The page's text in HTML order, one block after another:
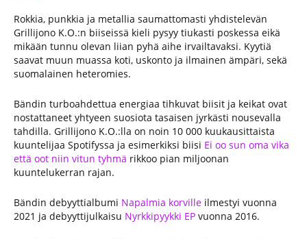
Rokkia, punkkia ja metallia saumattomasti yhdistelevän
Grillijono K.O.:n biiseissä kieli pysyy tiukasti poskessa eikä
mikään tunnu olevan liian pyhä aihe irvailtavaksi. Kyytiä
saavat muun muassa koti, uskonto ja ilmainen ämpäri, sekä
suomalainen heteromies.
Bändin turboahdettua energiaa tihkuvat biisit ja keikat ovat
nostattaneet yhtyeen suosiota tasaisen jyrkästi nousevalla
tahdilla. Grillijono K.O.:lla on noin 10 000 kuukausittaista
kuuntelijaa Spotifyssa ja esimerkiksi biisi Ei oo sun oma vika
että oot niin vitun tyhmä rikkoo pian miljoonan
kuuntelukerran rajan.
Bändin debyyttialbumi Napalmia korville ilmestyi vuonna
2021 ja debyyttijulkaisu Nyrkkipyykki EP vuonna 2016.